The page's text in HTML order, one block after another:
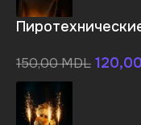
150,00MDL